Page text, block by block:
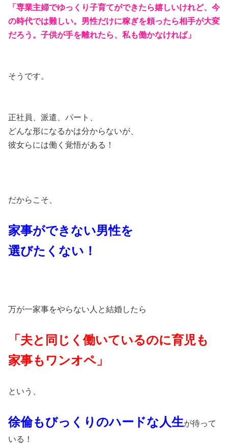
「専業主婦でゆっくり子育てができたら嬉しいけれど、今
の時代では難しい。男性だけに稼ぎを頼ったら相手が大変
だろう。子供が手を離れたら、私も働かなければ」
そうです。
正社員、派遣、パート、
どんな形になるかは分からないが、
彼女らには働く覚悟がある！
だからこそ、
家事ができない男性を
選びたくない！
万が一家事をやらない人と結婚したら
「夫と同じく働いているのに育児も
家事もワンオペ」
という、
徐倫もびっくりのハードな人生が待って
いる！